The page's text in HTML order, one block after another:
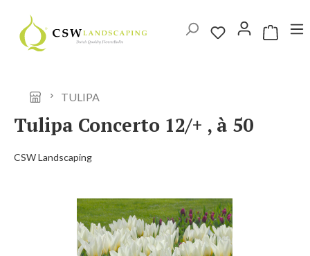
Ga naar de hoofdinhoud
TULIPA
Tulipa Concerto 12/+ , à 50
CSW Landscaping
Afbeeldingengalerij overslaan